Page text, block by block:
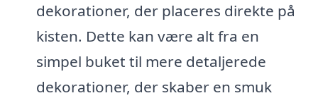
dekorationer, der placeres direkte på
kisten. Dette kan være alt fra en
simpel buket til mere detaljerede
dekorationer, der skaber en smuk